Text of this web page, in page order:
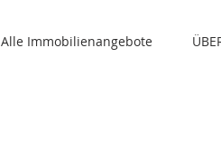
Alle Immobilienangebote